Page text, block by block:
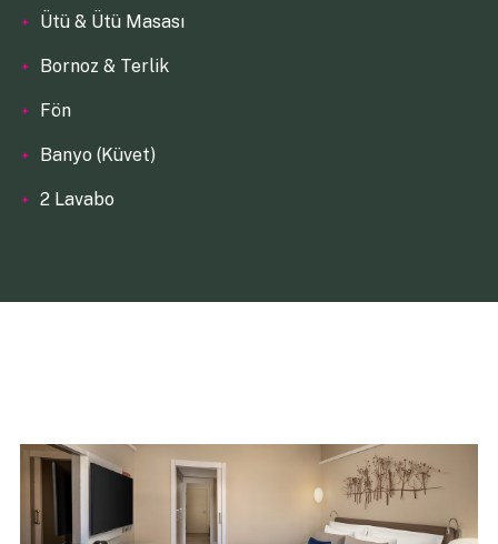
Ütü & Ütü Masası
Bornoz & Terlik
Fön
Banyo (Küvet)
2 Lavabo